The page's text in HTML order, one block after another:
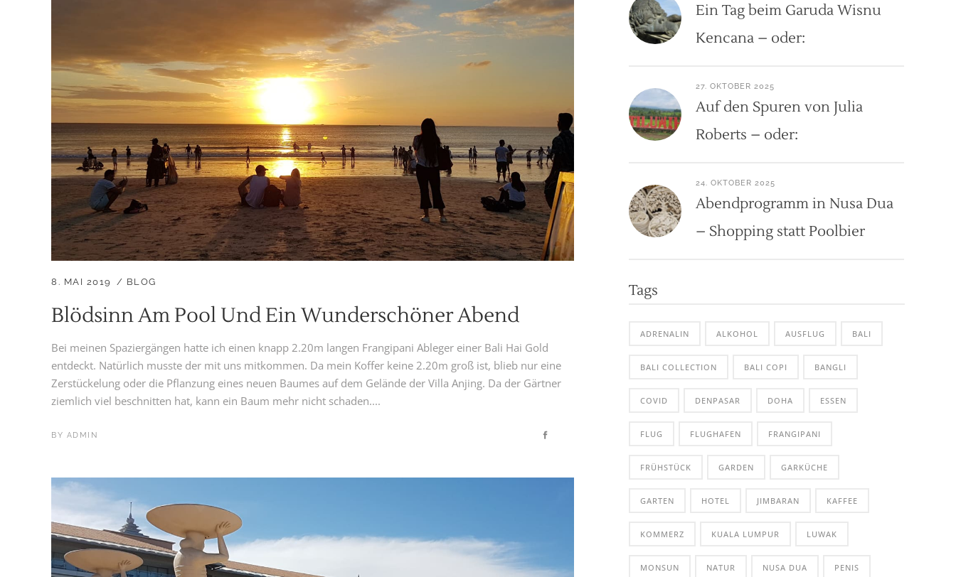
8. MAI 2019 BLOG
Blödsinn Am Pool Und Ein Wunderschöner Abend
Bei meinen Spaziergängen hatte ich einen knapp 2.20m langen Frangipani Ableger einer Bali Hai Gold
entdeckt. Natürlich musste der mit uns mitkommen. Da mein Koffer keine 2.20m groß ist, blieb nur eine
Zerstückelung oder die Pflanzung eines neuen Baumes auf dem Gelände der Villa Anjing. Da der Gärtner
ziemlich viel beschnitten hat, kann ein Baum mehr nicht schaden....
BY ADMIN
Ein Tag beim Garuda Wisnu
Kencana – oder:
27. OKTOBER 2025
Auf den Spuren von Julia
Roberts – oder:
24. OKTOBER 2025
Abendprogramm in Nusa Dua
– Shopping statt Poolbier
Tags
ADRENALIN ALKOHOL AUSFLUG BALI
BALI COLLECTION BALI COPI BANGLI
COVID DENPASAR DOHA ESSEN
FLUG FLUGHAFEN FRANGIPANI
FRÜHSTÜCK GARDEN GARKÜCHE
GARTEN HOTEL JIMBARAN KAFFEE
KOMMERZ KUALA LUMPUR LUWAK
MONSUN NATUR NUSA DUA PENIS